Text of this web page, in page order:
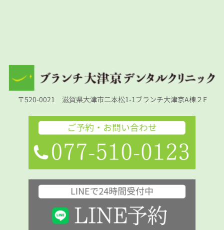
〒520-0021　滋賀県大津市二本松1-1ブランチ大津京A棟２F